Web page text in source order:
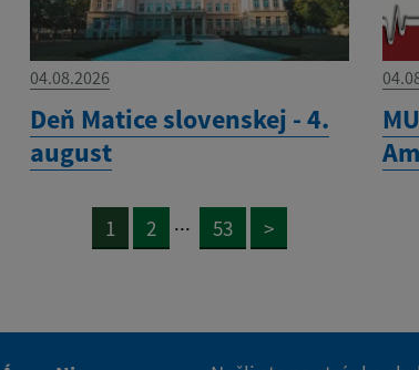
04.08.2026
Deň Matice slovenskej - 4.
august
1 2 ... 53 >